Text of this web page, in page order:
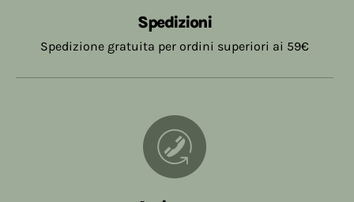
Spedizioni
Spedizione gratuita per ordini superiori ai 59€